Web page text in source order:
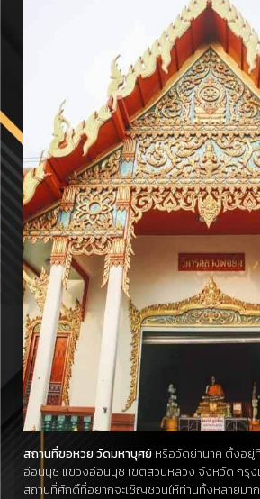
สถานที่ขอหวย วัดมหาบุศย์ หรือวัดย่านาค ตั้งอยู่
อ่อนนุช แขวงอ่อนนุช เขตสวนหลวง จังหวัด กรุ
สถานที่ศักดิ์ที่อยากจะเชิญชวนให้ท่านทั้งหลายมา